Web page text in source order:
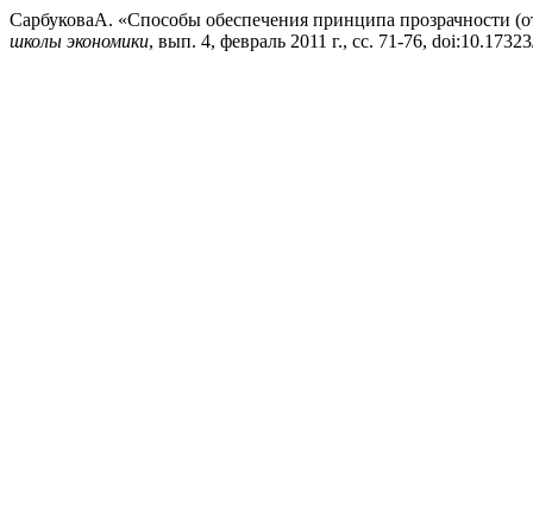
СарбуковаА. «Способы обеспечения принципа прозрачности
школы экономики, вып. 4, февраль 2011 г., сс. 71-76,